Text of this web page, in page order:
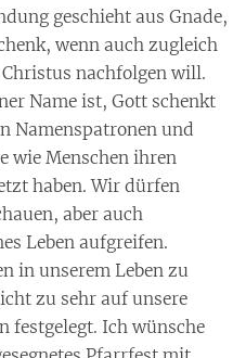
geschieht aus Gnade,
wenn auch zugleich
nachfolgen will.
Name ist, Gott schenkt
Namenspatronen und
wie Menschen ihren
haben. Wir dürfen
aber auch
Leben aufgreifen.
in unserem Leben zu
zu sehr auf unsere
festgelegt. Ich wünsche